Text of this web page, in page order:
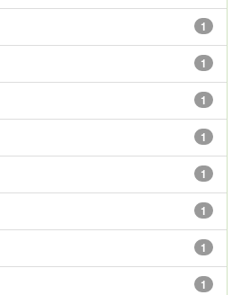
1
1
1
1
1
1
1
1